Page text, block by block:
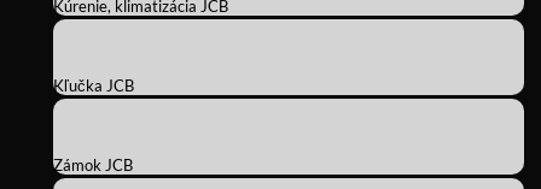
Kúrenie, klimatizácia JCB
Kľučka JCB
Zámok JCB